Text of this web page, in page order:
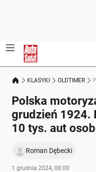
KLASYKI OLDTIMER
Polska
grudzień 1924.
10 tys. aut
Roman Dębecki
1 grudnia 2024, 08:00